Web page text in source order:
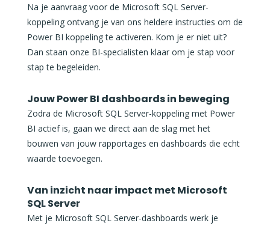
Na je aanvraag voor de Microsoft SQL Server-
koppeling ontvang je van ons heldere instructies om de
Power BI koppeling te activeren. Kom je er niet uit?
Dan staan onze BI-specialisten klaar om je stap voor
stap te begeleiden.
Jouw Power BI dashboards in beweging
Zodra de Microsoft SQL Server-koppeling met Power
BI actief is, gaan we direct aan de slag met het
bouwen van jouw rapportages en dashboards die echt
waarde toevoegen.
Van inzicht naar impact met Microsoft
SQL Server
Met je Microsoft SQL Server-dashboards werk je